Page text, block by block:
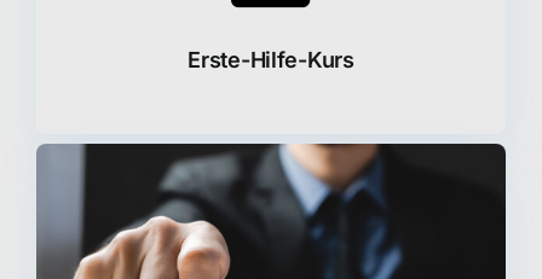
Erste-Hilfe-Kurs